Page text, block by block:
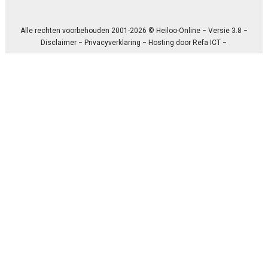
Alle rechten voorbehouden 2001-2026 © Heiloo-Online − Versie 3.8 −
Disclaimer −Privacyverklaring − Hosting doorRefa ICT −